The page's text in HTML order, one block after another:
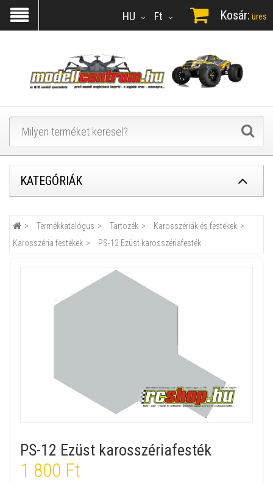
Ft
HU Kosár: üres
KATEGÓRIÁK
Termékkatalógus Tartozék
Karosszériák és festékek
Karosszéria festékek
PS-12 Ezüst karosszériafesték
PS-12 Ezüst karosszériafesték
1 800 Ft